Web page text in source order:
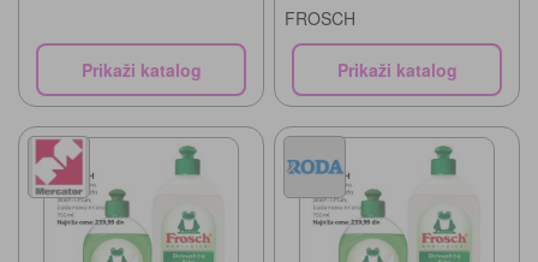
Prikaži katalog
FROSCH
Prikaži katalog